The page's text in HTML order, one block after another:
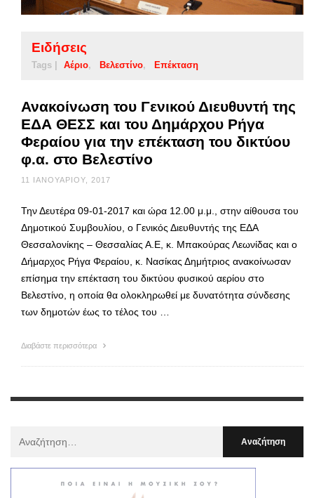
Ειδήσεις
Tags | Αέριο Βελεστίνο Επέκταση
Ανακοίνωση του Γενικού Διευθυντή της
ΕΔΑ ΘΕΣΣ και του Δημάρχου Ρήγα
Φεραίου για την επέκταση του δικτύου
φ.α. στο Βελεστίνο
11 ΙΑΝΟΥΑΡΊΟΥ, 2017
Την Δευτέρα 09-01-2017 και ώρα 12.00 μ.μ., στην αίθουσα του
Δημοτικού Συμβουλίου, ο Γενικός Διευθυντής της ΕΔΑ
Θεσσαλονίκης – Θεσσαλίας Α.Ε, κ. Μπακούρας Λεωνίδας και ο
Δήμαρχος Ρήγα Φεραίου, κ. Νασίκας Δημήτριος ανακοίνωσαν
επίσημα την επέκταση του δικτύου φυσικού αερίου στο
Βελεστίνο, η οποία θα ολοκληρωθεί με δυνατότητα σύνδεσης
των δημοτών έως το τέλος του …
Διαβάστε περισσότερα
: